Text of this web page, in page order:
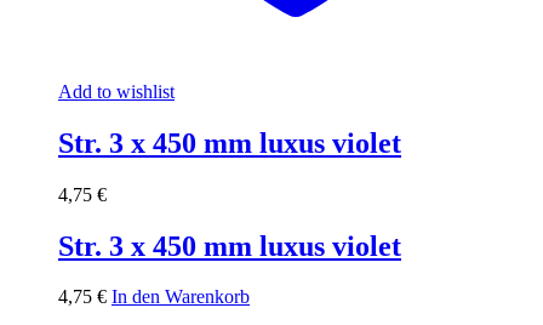
Add to wishlist
Str. 3 x 450 mm luxus violet
4,75 €
Str. 3 x 450 mm luxus violet
4,75 € In den Warenkorb